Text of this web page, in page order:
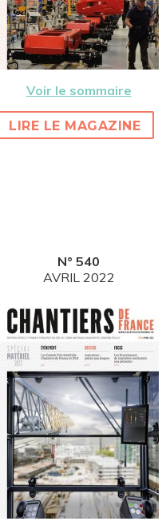
Voir le sommaire
LIRE LE MAGAZINE
N° 540
AVRIL 2022